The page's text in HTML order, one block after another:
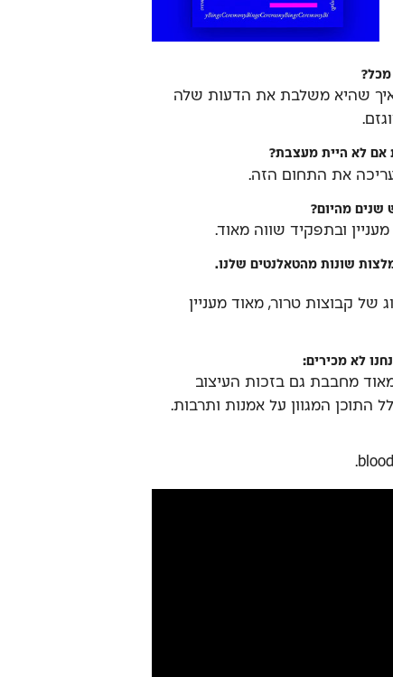
איך שהיא משלבת את הדעות שלה
אם לא היית מעצבת?
את התחום הזה.
מהיום?
ובתפקיד שווה מאוד.
שונות מהטאלנטים שלנו.
של קבוצות טרור, מאוד מעניין
לא מכירים:
מחבבת גם בזכות העיצוב
התוכן המגוון על אמנות ותרבות.